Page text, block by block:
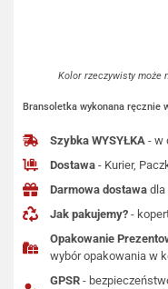
Kolor rzeczywisty może
Bransoletka wykonana ręcznie
Szybka WYSYŁKA - w
Dostawa - Kurier,
Darmowa dostawa dla
Jak pakujemy? -
Opakowanie
wybór opakowania w
GPSR -